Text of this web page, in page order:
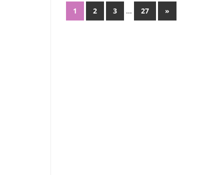
る
会
投
1 2 3 … 27
次
の
»